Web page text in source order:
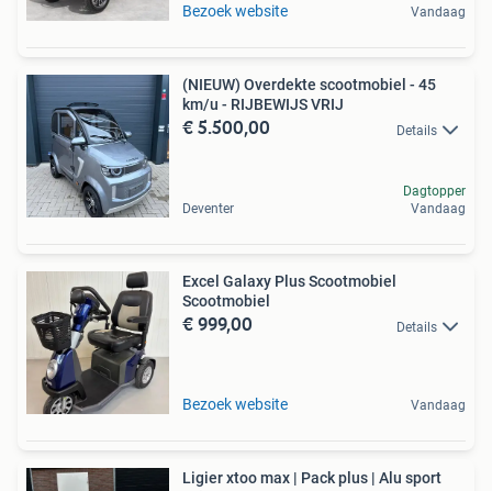
Bezoek website Vandaag
(NIEUW) Overdekte scootmobiel - 45
km/u - RIJBEWIJS VRIJ
€ 5.500,00 Details
Deventer
Dagtopper
Vandaag
Excel Galaxy Plus Scootmobiel
Scootmobiel
€ 999,00 Details
Bezoek website Vandaag
Ligier xtoo max | Pack plus | Alu sport